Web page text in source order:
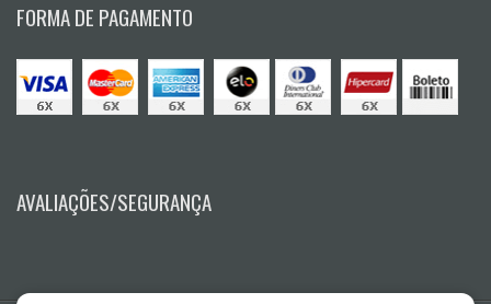
FORMA DE PAGAMENTO
AVALIAÇÕES/SEGURANÇA